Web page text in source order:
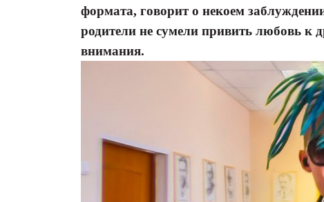
формата, говорит о некоем
родители не сумели привить любовь к
внимания.